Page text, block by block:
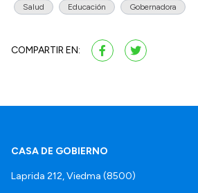
Salud Educación Gobernadora
COMPARTIR EN:
CASA DE GOBIERNO
Laprida 212, Viedma (8500)